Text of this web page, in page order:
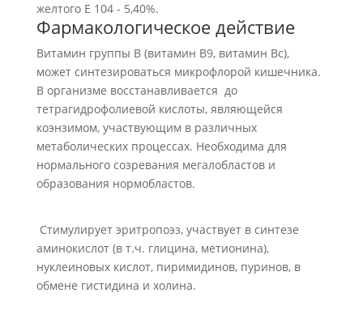
желтого Е 104 - 5,40%.
Фармакологическое действие
Витамин группы В (витамин В9, витамин Вс),
может синтезироваться микрофлорой кишечника.
В организме восстанавливается до
тетрагидрофолиевой кислоты, являющейся
коэнзимом, участвующим в различных
метаболических процессах. Необходима для
нормального созревания мегалобластов и
образования нормобластов.
Стимулирует эритропоэз, участвует в синтезе
аминокислот (в т.ч. глицина, метионина),
нуклеиновых кислот, пиримидинов, пуринов, в
обмене гистидина и холина.